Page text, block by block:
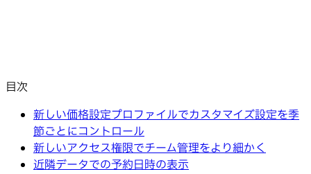
目次
新しい価格設定プロファイルでカスタマイズ設定を季
節ごとにコントロール
新しいアクセス権限でチーム管理をより細かく
近隣データでの予約日時の表示